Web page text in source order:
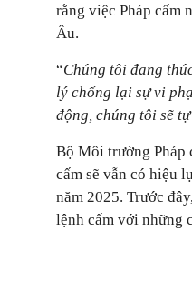
rằng việc Pháp cấm
Âu.
“Chúng tôi đang
lý chống lại sự vi
động, chúng tôi sẽ
Bộ Môi trường Pháp
cấm sẽ vẫn có hiệu
năm 2025. Trước
lệnh cấm với những